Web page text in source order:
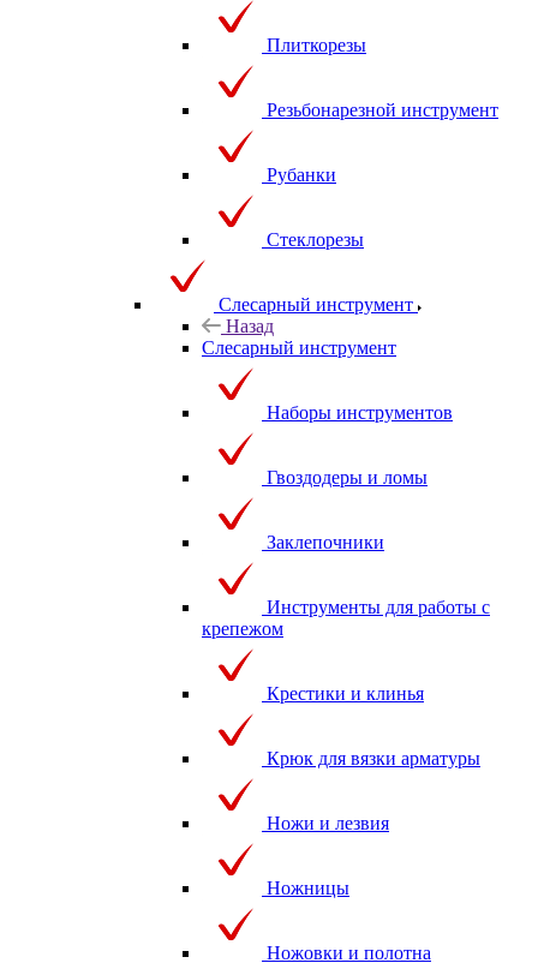
Плиткорезы
Резьбонарезной инструмент
Рубанки
Стеклорезы
Слесарный инструмент
Назад
Слесарный инструмент
Наборы инструментов
Гвоздодеры и ломы
Заклепочники
Инструменты для работы с
крепежом
Крестики и клинья
Крюк для вязки арматуры
Ножи и лезвия
Ножницы
Ножовки и полотна